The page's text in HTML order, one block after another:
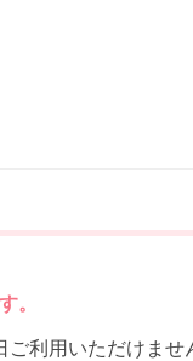
。
ご利用いただけませ